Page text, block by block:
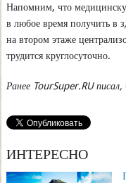
Напомним, что
в любое время получить в
на втором этаже
трудится круглосуточно.
Ранее TourSuper.RU
ИНТЕРЕСНО